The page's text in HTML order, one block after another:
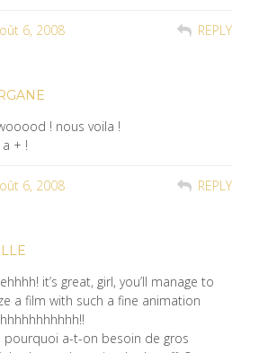
6, 2008 REPLY
! nous voila !
+ !
6, 2008 REPLY
it’s great, girl, you’ll manage to
a film with such a fine animation
pourquoi a-t-on besoin de gros